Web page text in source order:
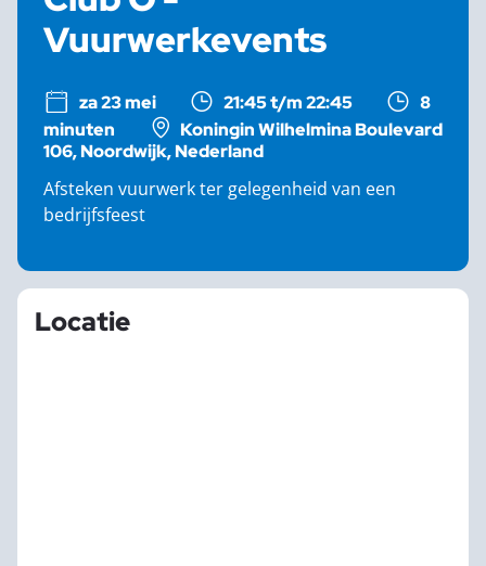
Vuurwerkevents
za 23 mei 21:45 t/m 22:45
8
minuten
Koningin Wilhelmina Boulevard
106, Noordwijk, Nederland
Afsteken vuurwerk ter gelegenheid van een
bedrijfsfeest
Locatie